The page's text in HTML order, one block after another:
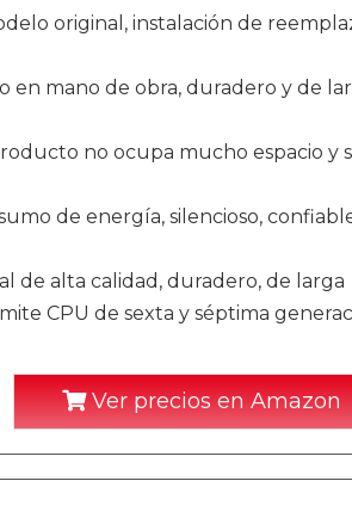
original, instalación de
en mano de obra, duradero y de
no ocupa mucho espacio y
de energía, silencioso,
de alta calidad, duradero, de larga
CPU de sexta y séptima
Ver precios en Amazon